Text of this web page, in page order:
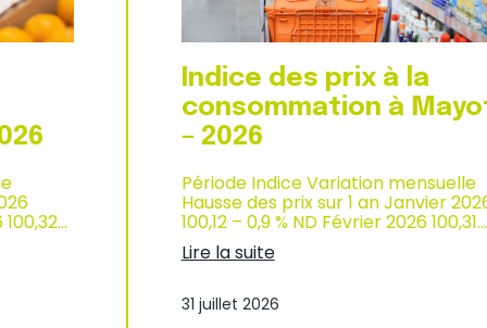
p
r
o
d
u
c
n
e
t
’
m
Indice des prix à la
consommation à
– 2026
Période Indice Variation mensuelle
Hausse des prix sur 1 an Janvier
100,12 – 0,9 % ND Février 2026 100,31…
Lire la suite
n
31 juillet 2026